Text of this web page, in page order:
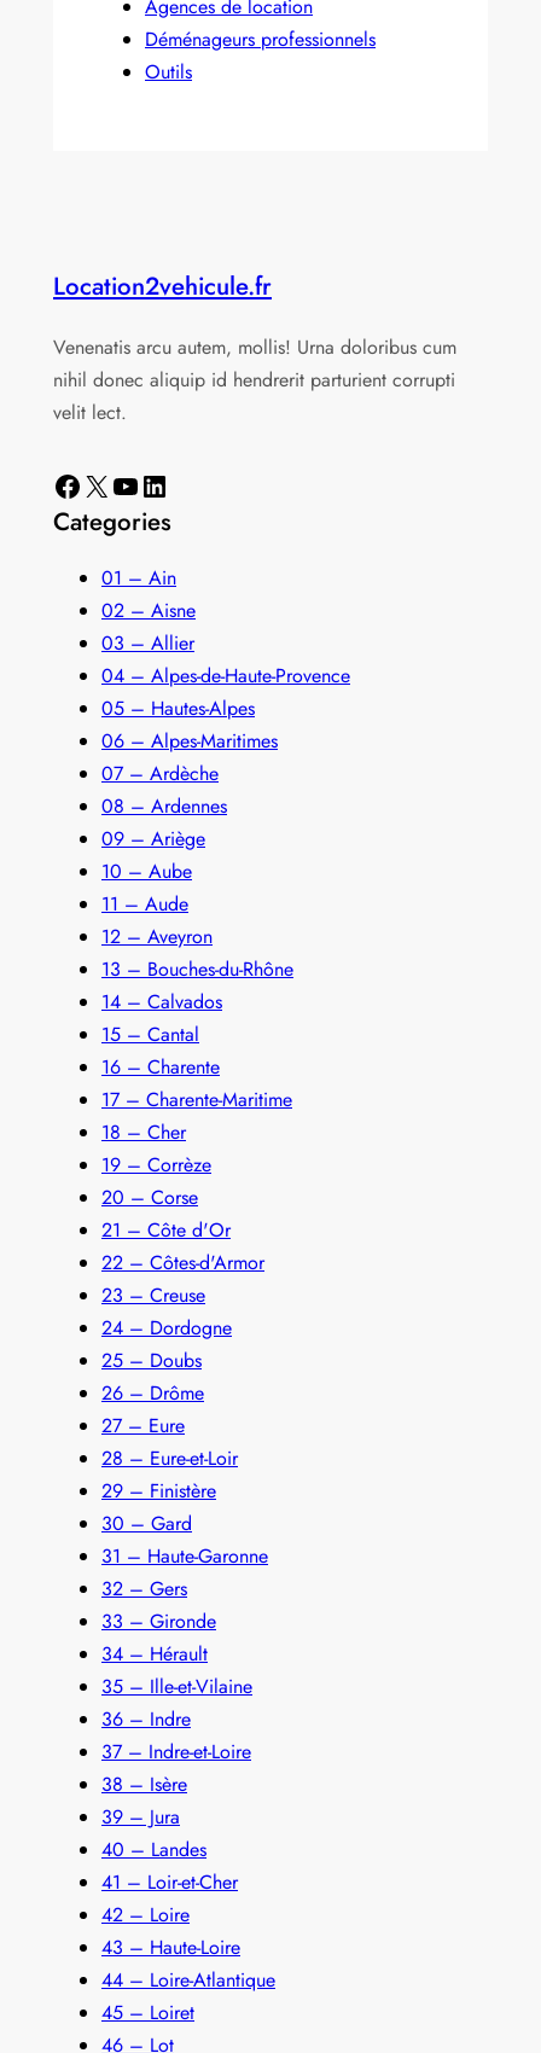
Agences de location
Déménageurs professionnels
Outils
Location2vehicule.fr
Venenatis arcu autem, mollis! Urna doloribus cum
nihil donec aliquip id hendrerit parturient corrupti
velit lect.
Facebook X YouTube LinkedIn
Categories
01 – Ain
02 – Aisne
03 – Allier
04 – Alpes-de-Haute-Provence
05 – Hautes-Alpes
06 – Alpes-Maritimes
07 – Ardèche
08 – Ardennes
09 – Ariège
10 – Aube
11 – Aude
12 – Aveyron
13 – Bouches-du-Rhône
14 – Calvados
15 – Cantal
16 – Charente
17 – Charente-Maritime
18 – Cher
19 – Corrèze
20 – Corse
21 – Côte d'Or
22 – Côtes-d'Armor
23 – Creuse
24 – Dordogne
25 – Doubs
26 – Drôme
27 – Eure
28 – Eure-et-Loir
29 – Finistère
30 – Gard
31 – Haute-Garonne
32 – Gers
33 – Gironde
34 – Hérault
35 – Ille-et-Vilaine
36 – Indre
37 – Indre-et-Loire
38 – Isère
39 – Jura
40 – Landes
41 – Loir-et-Cher
42 – Loire
43 – Haute-Loire
44 – Loire-Atlantique
45 – Loiret
46 – Lot